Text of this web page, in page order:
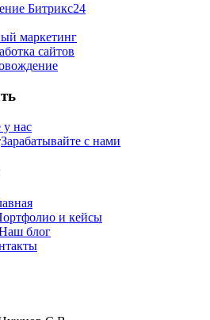
Битрикс24
маркетинг
сайтов
у нас
Зарабатывайте с нами
и кейсы
блог